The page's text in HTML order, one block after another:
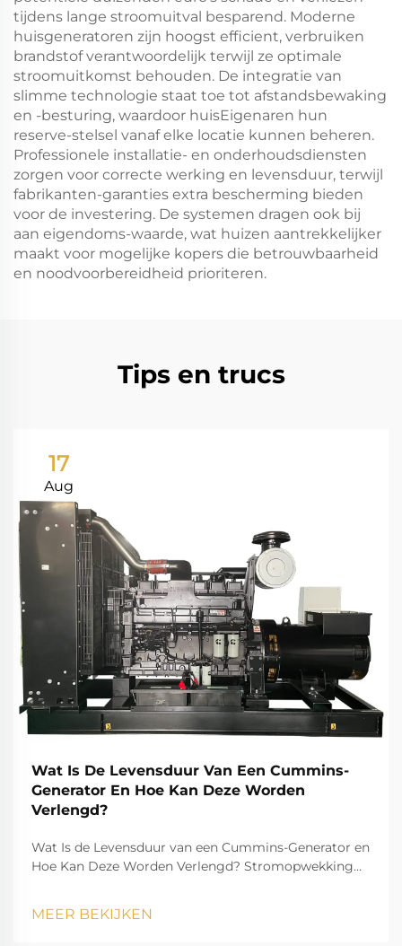
tijdens lange stroomuitval besparend. Moderne
huisgeneratoren zijn hoogst efficient, verbruiken
brandstof verantwoordelijk terwijl ze optimale
stroomuitkomst behouden. De integratie van
slimme technologie staat toe tot afstandsbewaking
en -besturing, waardoor huisEigenaren hun
reserve-stelsel vanaf elke locatie kunnen beheren.
Professionele installatie- en onderhoudsdiensten
zorgen voor correcte werking en levensduur, terwijl
fabrikanten-garanties extra bescherming bieden
voor de investering. De systemen dragen ook bij
aan eigendoms-waarde, wat huizen aantrekkelijker
maakt voor mogelijke kopers die betrouwbaarheid
en noodvoorbereidheid prioriteren.
Tips en trucs
17
Aug
Wat Is De Levensduur Van Een Cummins-
Generator En Hoe Kan Deze Worden
Verlengd?
Wat Is de Levensduur van een Cummins-Generator en
Hoe Kan Deze Worden Verlengd? Stromopwekking
zorginstellingen en industrieën zonder onderbreking
MEER BEKIJKEN